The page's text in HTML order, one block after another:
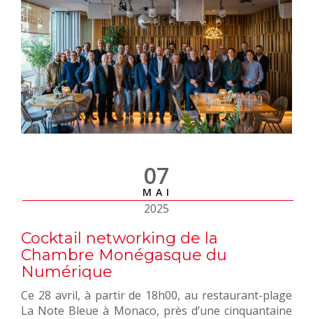
07
MAI
2025
Cocktail networking de la
Chambre Monégasque du
Numérique
Ce 28 avril, à partir de 18h00, au restaurant-plage
La Note Bleue à Monaco, près d’une cinquantaine